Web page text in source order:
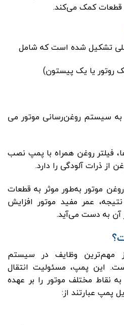
قطعات کمک می‌کند.
تشکیل شده است که شامل
روتور یا یک پیستون)
به سیستم روغن‌رسانی موتور می
فیلتر روغن همراه با پمپ نصب
ذرات آلودگی را دارد.
موتور به‌طور موثر به قطعات
عمر مفید موتور افزایش
آن به دست می‌آید.
مهم‌ترین وظایف در سیستم
این پمپ، مسئولیت انتقال
نقاط مختلف موتور را بر عهده
پمپ عبارتند از: